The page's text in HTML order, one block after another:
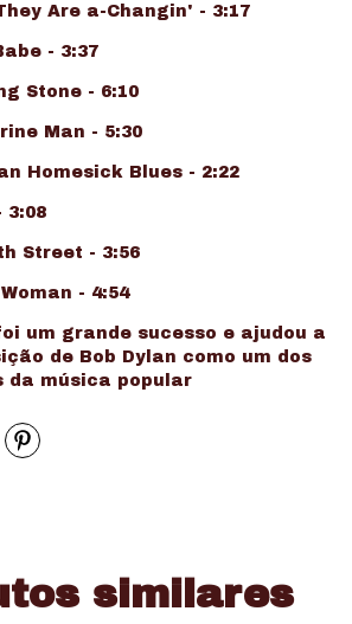
Are a-Changin' - 3:17
- 3:37
Stone - 6:10
Man - 5:30
Homesick Blues - 2:22
3:08
Street - 3:56
- 4:54
um grande sucesso e ajudou a
de Bob Dylan como um dos
música popular
similares